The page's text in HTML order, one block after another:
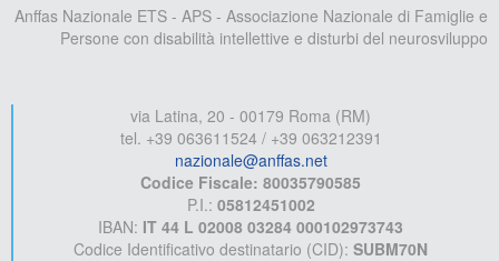
Anffas Nazionale ETS - APS - Associazione Nazionale di Famiglie e
Persone con disabilità intellettive e disturbi del neurosviluppo
via Latina, 20 - 00179 Roma (RM)
tel. +39 063611524 / +39 063212391
nazionale@anffas.net
Codice Fiscale: 80035790585
P.I.: 05812451002
IBAN: IT 44 L 02008 03284 000102973743
Codice Identificativo destinatario (CID): SUBM70N